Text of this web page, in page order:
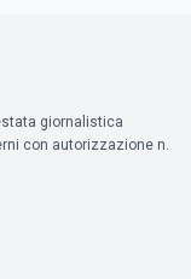
giornalistica
con autorizzazione n.